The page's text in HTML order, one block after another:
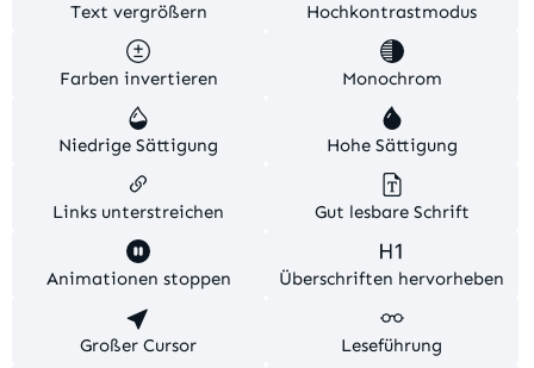
Alle Preise inkl. gesetzl. Mehrwertsteuer zzgl.
Versandkosten . Alle Artikelangaben sind
Herstellerangaben und ohne Gewähr.
© 2026 MKV24 – Alle Rechte vorbehalten. Theme by
TC-Innovations
Text vergrößern Hochkontrastmodus
Farben invertieren Monochrom
Niedrige Sättigung Hohe Sättigung
Links unterstreichen Gut lesbare Schrift
Animationen stoppen Überschriften hervorheben
Großer Cursor Leseführung
Diese Website verwendet Cookies, um eine bestmögliche
Erfahrung bieten zu können.
Nur technisch notwendige
Konfigurieren